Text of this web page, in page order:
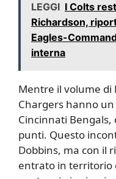
LEGGI I Colts
Richardson,
Eagles-
interna
Mentre il volume di
Chargers hanno
Cincinnati
punti. Questo
Dobbins, ma con il
entrato in territorio